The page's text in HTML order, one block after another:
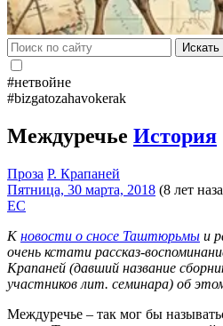
Искать
#нетвойне
#bizgatozahavokerak
Междуречье История
Проза Р. Крапаней
Пятница, 30 марта, 2018 (8 лет
EC
Кновости о сносе Таштюрьмы и
очень кстати рассказ-
Крапаней (давший название
участников лит. семинара) об
Междуречье – так мог бы